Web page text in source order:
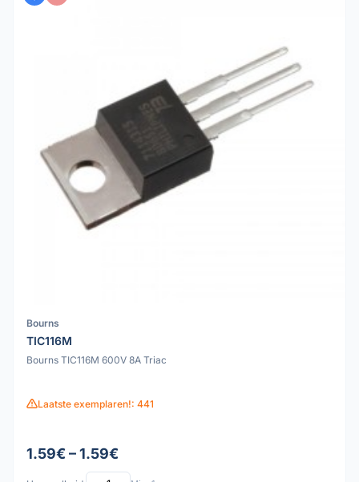
Bourns
TIC116M
Bourns TIC116M 600V 8A Triac
Laatste exemplaren!: 441
1.59€ – 1.59€